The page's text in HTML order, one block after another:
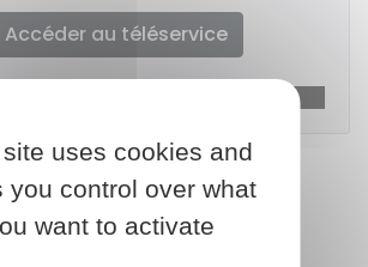
Accéder au téléservice
uses cookies and
you control over what
want to activate